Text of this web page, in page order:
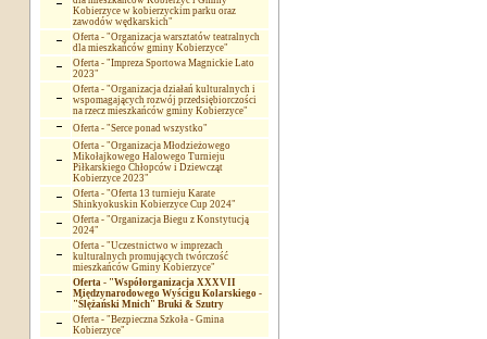
Kobierzyce w kobierzyckim parku oraz
zawodów wędkarskich"
Oferta - "Organizacja warsztatów teatralnych
dla mieszkańców gminy Kobierzyce"
Oferta - "Impreza Sportowa Magnickie Lato
2023"
Oferta - "Organizacja działań kulturalnych i
wspomagających rozwój przedsiębiorczości
na rzecz mieszkańców gminy Kobierzyce"
Oferta - "Serce ponad wszystko"
Oferta - "Organizacja Młodzieżowego
Mikołajkowego Halowego Turnieju
Piłkarskiego Chłopców i Dziewcząt
Kobierzyce 2023"
Oferta - "Oferta 13 turnieju Karate
Shinkyokuskin Kobierzyce Cup 2024"
Oferta - "Organizacja Biegu z Konstytucją
2024"
Oferta - "Uczestnictwo w imprezach
kulturalnych promujących twórczość
mieszkańców Gminy Kobierzyce"
Oferta - "Współorganizacja XXXVII
Międzynarodowego Wyścigu Kolarskiego -
"Ślężański Mnich" Bruki & Szutry
Oferta - "Bezpieczna Szkoła - Gmina
Kobierzyce"